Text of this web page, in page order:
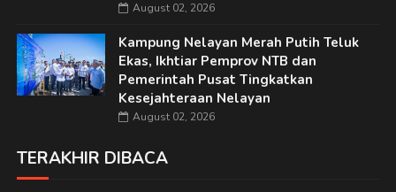
August 02, 2026
Kampung Nelayan Merah Putih Teluk
Ekas, Ikhtiar Pemprov NTB dan
Pemerintah Pusat Tingkatkan
Kesejahteraan Nelayan
August 02, 2026
TERAKHIR DIBACA